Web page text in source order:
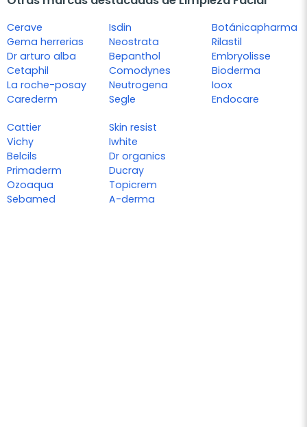
Cerave
Gema herrerias
Dr arturo alba
Cetaphil
La roche-posay
Carederm
Isdin
Neostrata
Bepanthol
Comodynes
Neutrogena
Segle
Botánicapharma
Rilastil
Embryolisse
Bioderma
Ioox
Endocare
Cattier
Vichy
Belcils
Primaderm
Ozoaqua
Sebamed
Skin resist
Iwhite
Dr organics
Ducray
Topicrem
A-derma